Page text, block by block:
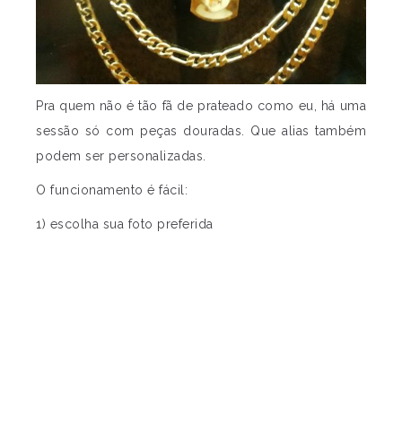
Pra quem não é tão fã de prateado como eu, há uma
sessão só com peças douradas. Que alias também
podem ser personalizadas.
O funcionamento é fácil:
1) escolha sua foto preferida